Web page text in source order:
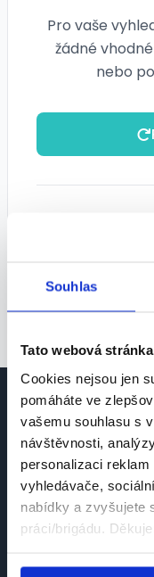
Souhlas
Tato webová
Cookies nejsou jen
pomáháte ve
vašemu souhlasu s
návštěvnosti,
personalizaci reklam
vyhledávače,
nabídky a zvyšujete
práci/brigádu.
Pro vaše
žádné
nebo
• Rozšiřte
Česká
Spojujeme